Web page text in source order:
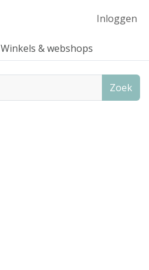
Inloggen
Winkels & webshops
Zoek